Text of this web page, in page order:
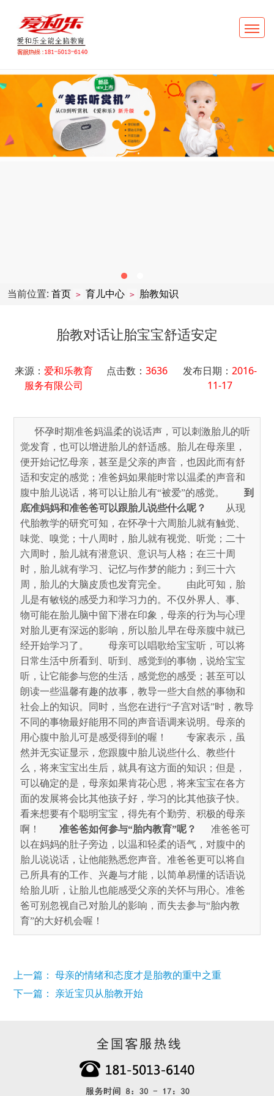
当前位置: 首页 > 育儿中心 > 胎教知识
胎教对话让胎宝宝舒适安定
来源： 爱和乐教育
服务有限公司
点击数： 3636 发布日期：2016-
11-17
      怀孕时期准爸妈温柔的说话声，可以刺激胎儿的听
觉发育，也可以增进胎儿的舒适感。胎儿在母亲里，
便开始记忆母亲，甚至是父亲的声音，也因此而有舒
适和安定的感觉；准爸妈如果能时常以温柔的声音和
腹中胎儿说话，将可以让胎儿有“被爱”的感觉。
到
底准妈妈和准爸爸可以跟胎儿说些什么呢？
从现
代胎教学的研究可知，在怀孕十六周胎儿就有触觉、
味觉、嗅觉；十八周时，胎儿就有视觉、听觉；二十
六周时，胎儿就有潜意识、意识与人格；在三十周
时，胎儿就有学习、记忆与作梦的能力；到三十六
周，胎儿的大脑皮质也发育完全。
由此可知，胎
儿是有敏锐的感受力和学习力的。不仅外界人、事、
物可能在胎儿脑中留下潜在印象，母亲的行为与心理
对胎儿更有深远的影响，所以胎儿早在母亲腹中就已
经开始学习了。
母亲可以唱歌给宝宝听，可以将
日常生活中所看到、听到、感觉到的事物，说给宝宝
听，让它能参与您的生活，感觉您的感受；甚至可以
朗读一些温馨有趣的故事，教导一些大自然的事物和
社会上的知识。同时，当您在进行“子宫对话”时，教导
不同的事物最好能用不同的声音语调来说明。母亲的
用心腹中胎儿可是感受得到的喔！
专家表示，虽
然并无实证显示，您跟腹中胎儿说些什么、教些什
么，将来宝宝出生后，就具有这方面的知识；但是，
可以确定的是，母亲如果肯花心思，将来宝宝在各方
面的发展将会比其他孩子好，学习的比其他孩子快。
看来想要有个聪明宝宝，得先有个勤劳、积极的母亲
啊！
准爸爸如何参与“胎内教育”呢？ 准爸爸可
以在妈妈的肚子旁边，以温和轻柔的语气，对腹中的
胎儿说说话，让他能熟悉您声音。准爸爸更可以将自
己所具有的工作、兴趣与才能，以简单易懂的话语说
给胎儿听，让胎儿也能感受父亲的关怀与用心。准爸
爸可别忽视自己对胎儿的影响，而失去参与“胎内教
育”的大好机会喔！
上一篇： 母亲的情绪和态度才是胎教的重中之重
下一篇： 亲近宝贝从胎教开始